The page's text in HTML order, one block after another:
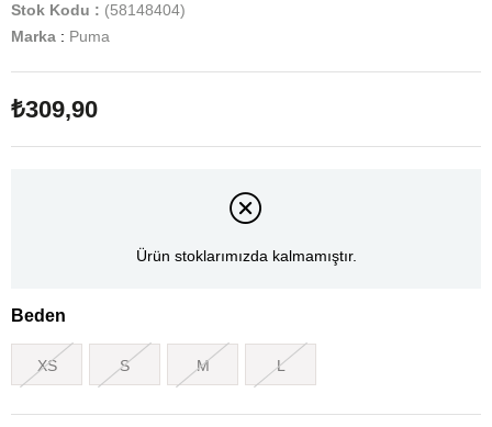
Stok Kodu
(58148404)
Marka : Puma
₺309,90
Ürün stoklarımızda kalmamıştır.
Beden
XS S M L